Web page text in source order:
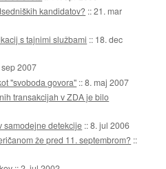
kandidatov? ::21. mar
s tajnimi službami :: 18. dec
sep 2007
"svoboda govora" ::8. maj 2007
transakcijah v ZDA je bilo
samodejne detekcije ::8. jul 2006
že pred 11. septembrom? ::